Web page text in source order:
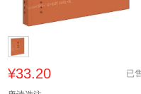
¥33.20 已